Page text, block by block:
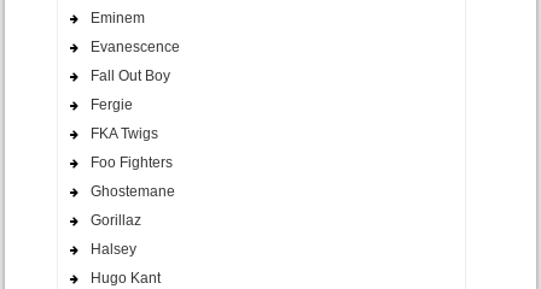
Eminem
Evanescence
Fall Out Boy
Fergie
FKA Twigs
Foo Fighters
Ghostemane
Gorillaz
Halsey
Hugo Kant